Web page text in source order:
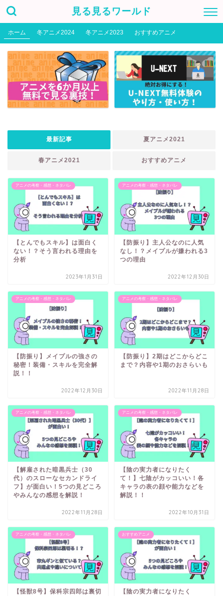
見る見るワールド
ホーム 冬アニメ2024 冬アニメ2023 おすすめアニメ
最新記事 夏アニメ2021
春アニメ2021 おすすめアニメ
アニメの考察・感想・ネタバレ
【とんでもスキル】は面白く
ない！？そう言われる理由を
分析
2023年1月31日
アニメの考察・感想・ネタバレ
【防振り】主人公なのに人気
なし！？メイプルが嫌われる3
つの理由
2022年12月30日
アニメの考察・感想・ネタバレ
【防振り】メイプルの強さの
秘密！装備・スキルを完全解
説！！
2022年12月30日
アニメの考察・感想・ネタバレ
【防振り】2期はどこからどこ
まで？内容や1期のおさらいも
2022年11月28日
アニメの考察・感想・ネタバレ
【解雇された暗黒兵士（30
代）のスローなセカンドライ
フ】が面白い！5つの見どころ
やみんなの感想を解説！
2022年11月28日
アニメの考察・感想・ネタバレ
【陰の実力者になりたく
て！】七陰がカッコいい！各
キャラの表の顔や能力などを
解説！！
2022年10月31日
アニメの考察・感想・ネタバレ
【怪獣8号】保科宗四郎は裏切
おすすめアニメ
【陰の実力者になりたく